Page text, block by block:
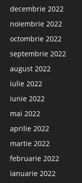
decembrie 2022
noiembrie 2022
octombrie 2022
septembrie 2022
august 2022
iulie 2022
iunie 2022
mai 2022
aprilie 2022
martie 2022
februarie 2022
ianuarie 2022